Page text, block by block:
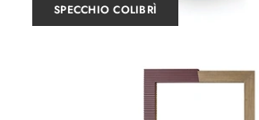
SPECCHIO COLIBRÌ